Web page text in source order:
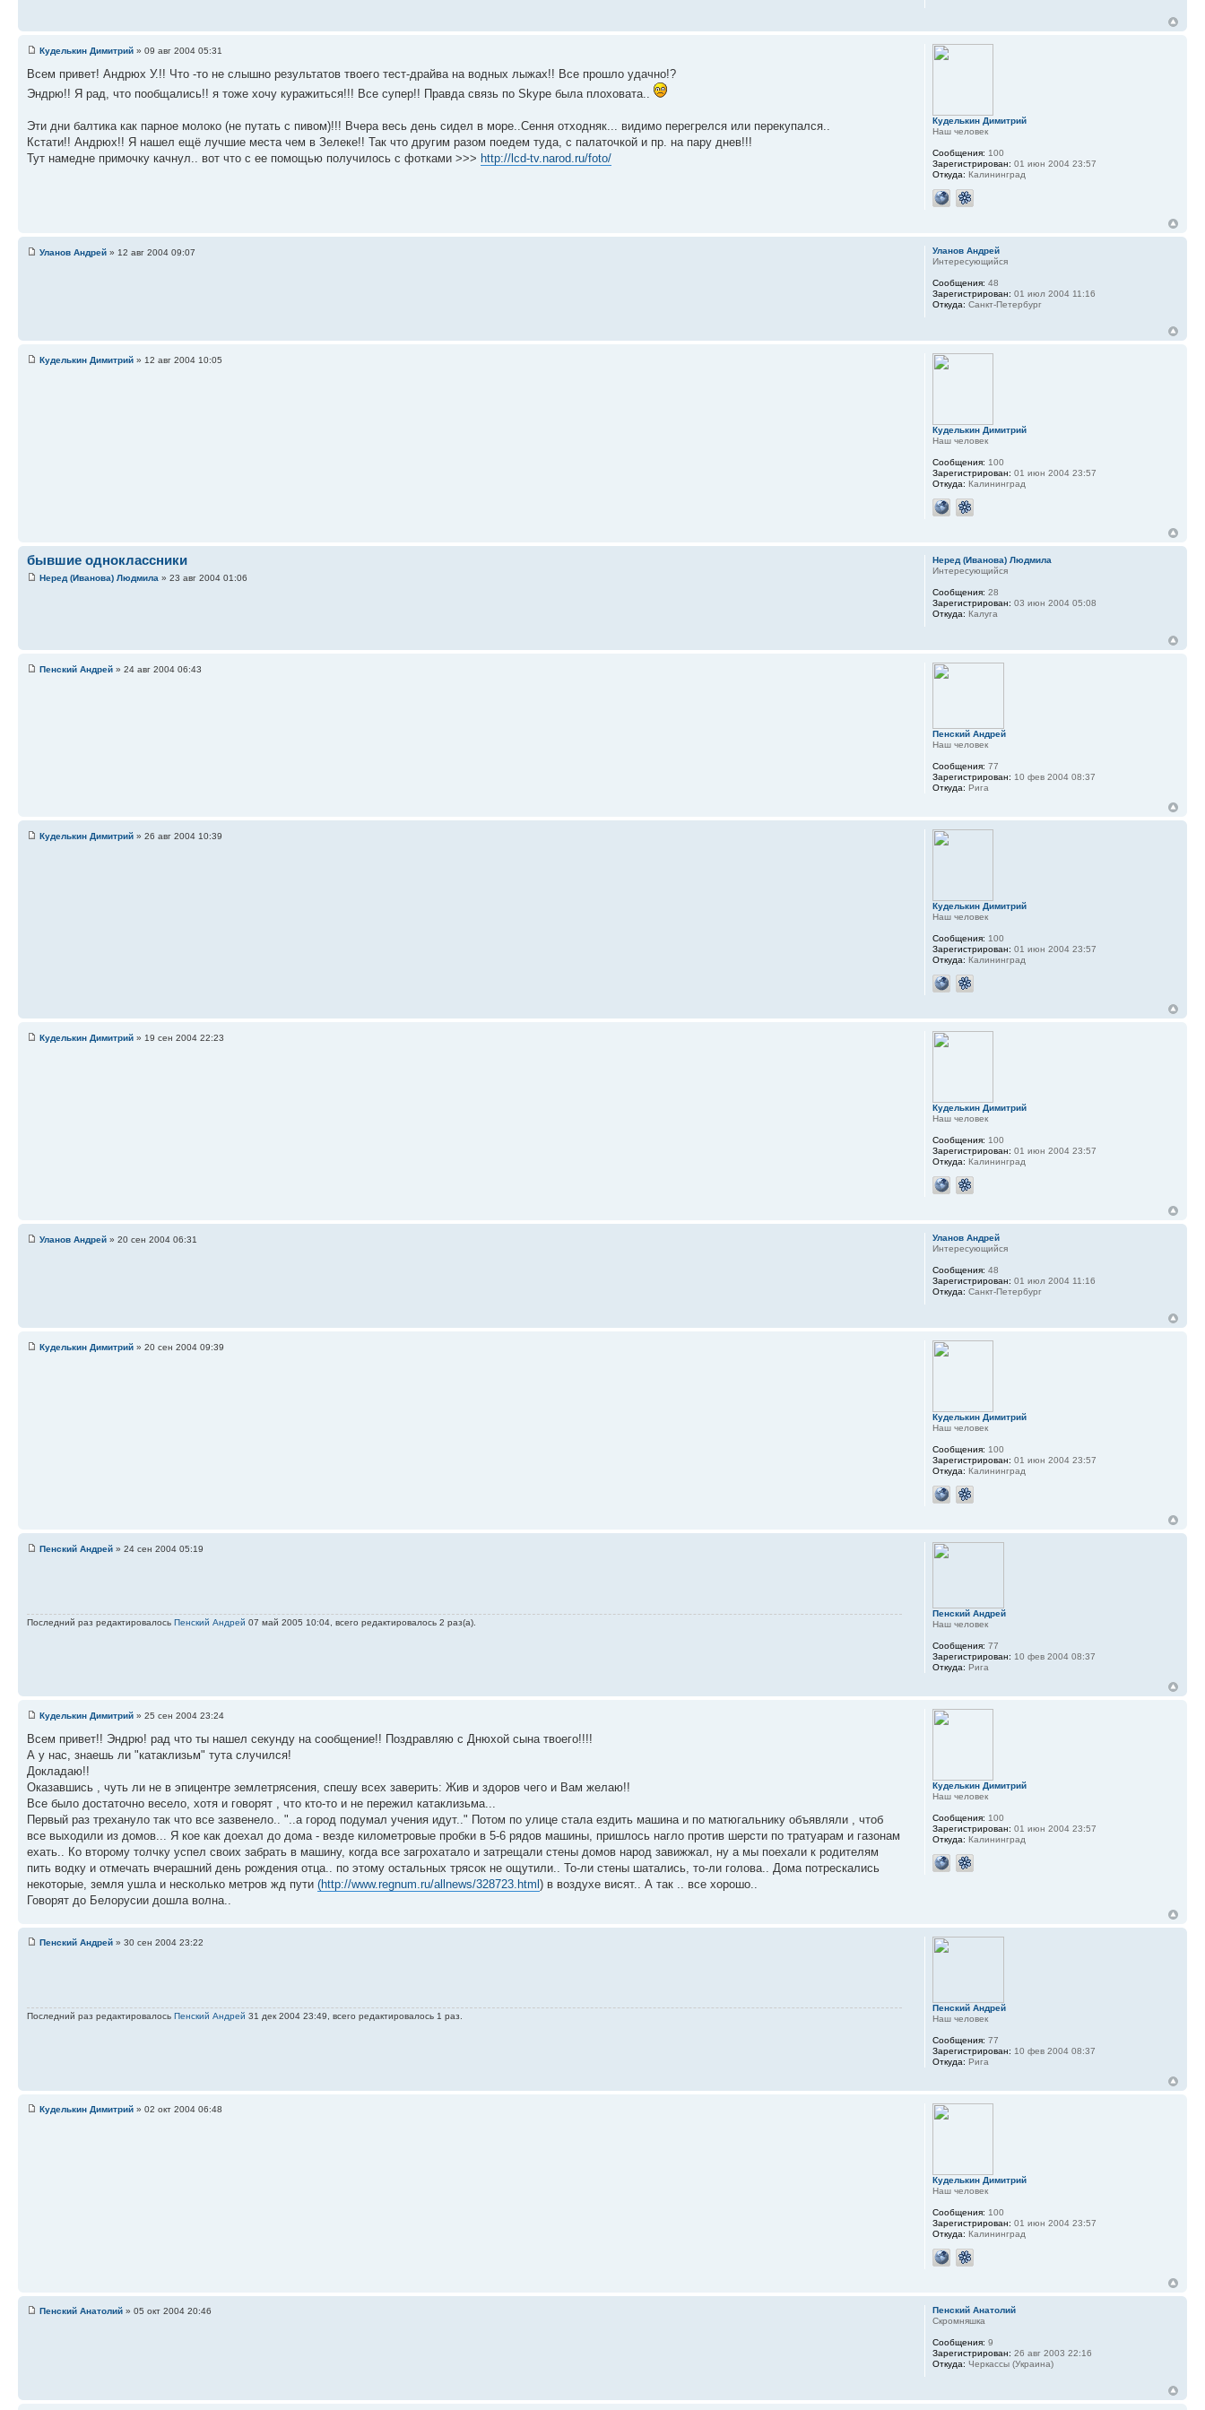
Куделькин Димитрий » 09 авг 2004 05:31
Всем привет! Андрюх У.!! Что -то не слышно результатов твоего тест-драйва на водных лыжах!! Все прошло удачно!?
Эндрю!! Я рад, что пообщались!! я тоже хочу куражиться!!! Все супер!! Правда связь по Skype была плоховата..
Эти дни балтика как парное молоко (не путать с пивом)!!! Вчера весь день сидел в море..Сення отходняк... видимо перегрелся или перекупался..
Кстати!! Андрюх!! Я нашел ещё лучшие места чем в Зелеке!! Так что другим разом поедем туда, с палаточкой и пр. на пару днев!!!
Тут намедне примочку качнул.. вот что с ее помощью получилось с фотками >>> http://lcd-tv.narod.ru/foto/
Куделькин Димитрий
Наш человек
Сообщения: 100
Зарегистрирован: 01 июн 2004 23:57
Откуда: Калининград
Уланов Андрей » 12 авг 2004 09:07
Уланов Андрей
Интересующийся
Сообщения: 48
Зарегистрирован: 01 июл 2004 11:16
Откуда: Санкт-Петербург
Куделькин Димитрий » 12 авг 2004 10:05
Куделькин Димитрий
Наш человек
Сообщения: 100
Зарегистрирован: 01 июн 2004 23:57
Откуда: Калининград
бывшие одноклассники
Неред (Иванова) Людмила » 23 авг 2004 01:06
Неред (Иванова) Людмила
Интересующийся
Сообщения: 28
Зарегистрирован: 03 июн 2004 05:08
Откуда: Калуга
Пенский Андрей » 24 авг 2004 06:43
Пенский Андрей
Наш человек
Сообщения: 77
Зарегистрирован: 10 фев 2004 08:37
Откуда: Рига
Куделькин Димитрий » 26 авг 2004 10:39
Куделькин Димитрий
Наш человек
Сообщения: 100
Зарегистрирован: 01 июн 2004 23:57
Откуда: Калининград
Куделькин Димитрий » 19 сен 2004 22:23
Куделькин Димитрий
Наш человек
Сообщения: 100
Зарегистрирован: 01 июн 2004 23:57
Откуда: Калининград
Уланов Андрей » 20 сен 2004 06:31
Уланов Андрей
Интересующийся
Сообщения: 48
Зарегистрирован: 01 июл 2004 11:16
Откуда: Санкт-Петербург
Куделькин Димитрий » 20 сен 2004 09:39
Куделькин Димитрий
Наш человек
Сообщения: 100
Зарегистрирован: 01 июн 2004 23:57
Откуда: Калининград
Пенский Андрей » 24 сен 2004 05:19
Последний раз редактировалось Пенский Андрей 07 май 2005 10:04, всего редактировалось 2 раз(а).
Пенский Андрей
Наш человек
Сообщения: 77
Зарегистрирован: 10 фев 2004 08:37
Откуда: Рига
Куделькин Димитрий » 25 сен 2004 23:24
Всем привет!! Эндрю! рад что ты нашел секунду на сообщение!! Поздравляю с Днюхой сына твоего!!!!
А у нас, знаешь ли "катаклизьм" тута случился!
Докладаю!!
Оказавшись , чуть ли не в эпицентре землетрясения, спешу всех заверить: Жив и здоров чего и Вам желаю!!
Все было достаточно весело, хотя и говорят , что кто-то и не пережил катаклизьма...
Первый раз трехануло так что все зазвенело.. "..а город подумал учения идут.." Потом по улице стала ездить машина и по матюгальнику объявляли , чтоб
все выходили из домов... Я кое как доехал до дома - везде километровые пробки в 5-6 рядов машины, пришлось нагло против шерсти по тратуарам и газонам
ехать.. Ко второму толчку успел своих забрать в машину, когда все загрохатало и затрещали стены домов народ завижжал, ну а мы поехали к родителям
пить водку и отмечать вчерашний день рождения отца.. по этому остальных трясок не ощутили.. То-ли стены шатались, то-ли голова.. Дома потрескались
некоторые, земля ушла и несколько метров жд пути (http://www.regnum.ru/allnews/328723.html) в воздухе висят.. А так .. все хорошо..
Говорят до Белорусии дошла волна..
Куделькин Димитрий
Наш человек
Сообщения: 100
Зарегистрирован: 01 июн 2004 23:57
Откуда: Калининград
Пенский Андрей » 30 сен 2004 23:22
Последний раз редактировалось Пенский Андрей 31 дек 2004 23:49, всего редактировалось 1 раз.
Пенский Андрей
Наш человек
Сообщения: 77
Зарегистрирован: 10 фев 2004 08:37
Откуда: Рига
Куделькин Димитрий » 02 окт 2004 06:48
Куделькин Димитрий
Наш человек
Сообщения: 100
Зарегистрирован: 01 июн 2004 23:57
Откуда: Калининград
Пенский Анатолий » 05 окт 2004 20:46
Пенский Анатолий
Скромняшка
Сообщения: 9
Зарегистрирован: 26 авг 2003 22:16
Откуда: Черкассы (Украина)